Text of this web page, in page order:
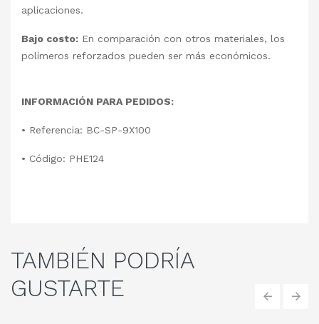
aplicaciones.
Bajo costo: En comparación con otros materiales, los
polímeros reforzados pueden ser más económicos.
INFORMACIÓN PARA PEDIDOS:
• Referencia: BC-SP-9X100
• Código: PHE124
TAMBIÉN PODRÍA
GUSTARTE